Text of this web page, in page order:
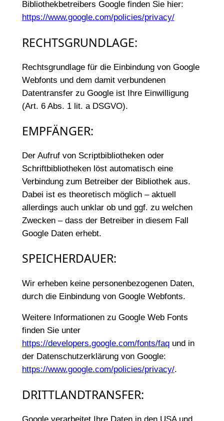
Bibliothekbetreibers Google finden Sie hier:
https://www.google.com/policies/privacy/
RECHTSGRUNDLAGE:
Rechtsgrundlage für die Einbindung von Google
Webfonts und dem damit verbundenen
Datentransfer zu Google ist Ihre Einwilligung
(Art. 6 Abs. 1 lit. a DSGVO).
EMPFÄNGER:
Der Aufruf von Scriptbibliotheken oder
Schriftbibliotheken löst automatisch eine
Verbindung zum Betreiber der Bibliothek aus.
Dabei ist es theoretisch möglich – aktuell
allerdings auch unklar ob und ggf. zu welchen
Zwecken – dass der Betreiber in diesem Fall
Google Daten erhebt.
SPEICHERDAUER:
Wir erheben keine personenbezogenen Daten,
durch die Einbindung von Google Webfonts.
Weitere Informationen zu Google Web Fonts
finden Sie unter
https://developers.google.com/fonts/faqund in
der Datenschutzerklärung von Google:
https://www.google.com/policies/privacy/.
DRITTLANDTRANSFER: